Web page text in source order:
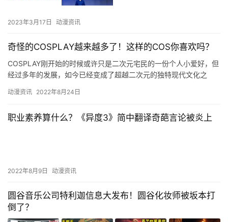
2023年3月17日 动漫资讯
奇怪的COSPLAY越来越多了！这样的COS你喜欢吗？
COSPLAY刚开始的时候或许只是二次元宅民的一份个人小爱好，但
经过多年的发展，如今已经变成了超越二次元的独特现代文化之
值…
动漫资讯 2022年8月24日
职业素养算什么？《异度3》简中翻译奇葩言论被炎上
2022年8月9日 动漫资讯
圆谷音乐公司特利迦信息大发布！圆谷化妆师被坂本打
倒了？